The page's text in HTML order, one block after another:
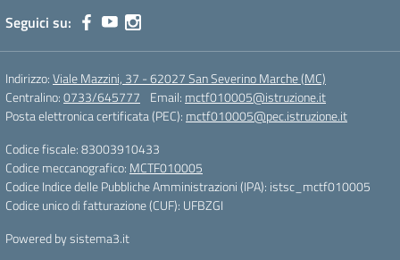
Seguici su:
Indirizzo:Viale Mazzini, 37 - 62027 San Severino Marche (MC)
Centralino:0733/645777 Email: mctf010005@istruzione.it
Posta elettronica certificata (PEC): mctf010005@pec.istruzione.it
Codice fiscale: 83003910433
Codice meccanografico: MCTF010005
Codice Indice delle Pubbliche Amministrazioni (IPA): istsc_mctf010005
Codice unico di fatturazione (CUF): UFBZGI
Powered by sistema3.it